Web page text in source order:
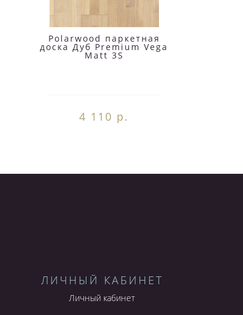
Polarwood паркетная
доска Дуб Premium Vega
Matt 3S
4 110 р.
ЛИЧНЫЙ КАБИНЕТ
Личный кабинет